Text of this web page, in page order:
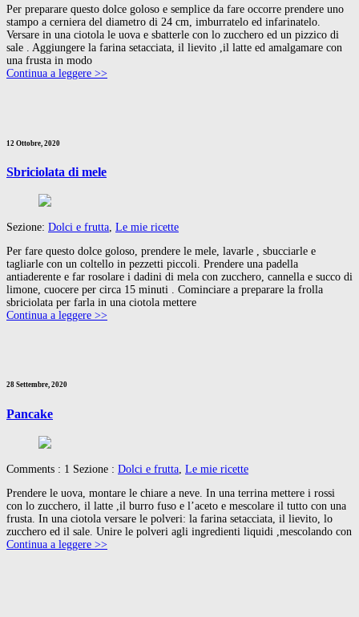
Per preparare questo dolce goloso e semplice da fare occorre prendere uno
stampo a cerniera del diametro di 24 cm, imburratelo ed infarinatelo.
Versare in una ciotola le uova e sbatterle con lo zucchero ed un pizzico di
sale . Aggiungere la farina setacciata, il lievito ,il latte ed amalgamare con
una frusta in modo
Continua a leggere >>
12 Ottobre, 2020
Sbriciolata di mele
Sezione: Dolci e frutta Le mie ricette
Per fare questo dolce goloso, prendere le mele, lavarle , sbucciarle e
tagliarle con un coltello in pezzetti piccoli. Prendere una padella
antiaderente e far rosolare i dadini di mela con zucchero, cannella e succo di
limone, cuocere per circa 15 minuti . Cominciare a preparare la frolla
sbriciolata per farla in una ciotola mettere
Continua a leggere >>
28 Settembre, 2020
Pancake
Comments : 1 Sezione : Dolci e frutta Le mie ricette
Prendere le uova, montare le chiare a neve. In una terrina mettere i rossi
con lo zucchero, il latte ,il burro fuso e l’aceto e mescolare il tutto con una
frusta. In una ciotola versare le polveri: la farina setacciata, il lievito, lo
zucchero ed il sale. Unire le polveri agli ingredienti liquidi ,mescolando con
Continua a leggere >>